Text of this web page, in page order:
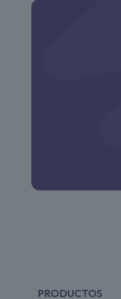
PRODUCTOS